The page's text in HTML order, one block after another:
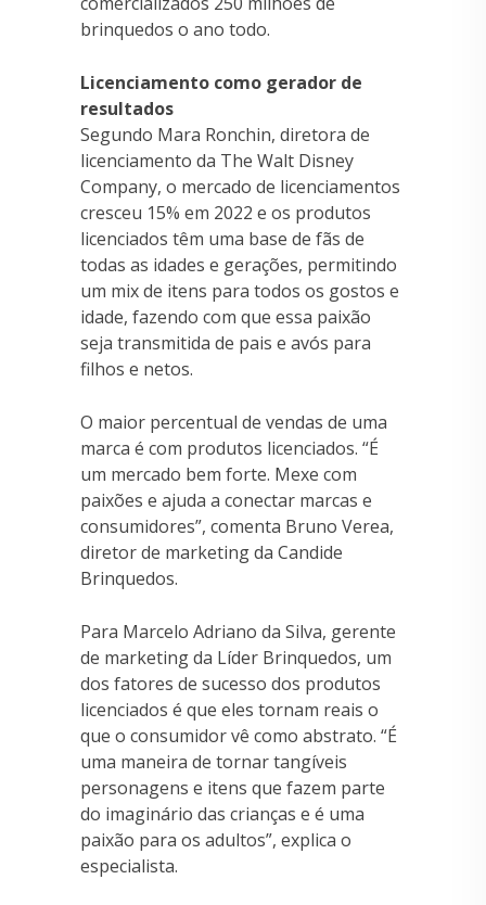
brinquedos o ano todo.
Licenciamento como gerador de
resultados
Segundo Mara Ronchin, diretora de
licenciamento da The Walt Disney
Company, o mercado de licenciamentos
cresceu 15% em 2022 e os produtos
licenciados têm uma base de fãs de
todas as idades e gerações, permitindo
um mix de itens para todos os gostos e
idade, fazendo com que essa paixão
seja transmitida de pais e avós para
filhos e netos.
O maior percentual de vendas de uma
marca é com produtos licenciados. “É
um mercado bem forte. Mexe com
paixões e ajuda a conectar marcas e
consumidores”, comenta Bruno Verea,
diretor de marketing da Candide
Brinquedos.
Para Marcelo Adriano da Silva, gerente
de marketing da Líder Brinquedos, um
dos fatores de sucesso dos produtos
licenciados é que eles tornam reais o
que o consumidor vê como abstrato. “É
uma maneira de tornar tangíveis
personagens e itens que fazem parte
do imaginário das crianças e é uma
paixão para os adultos”, explica o
especialista.